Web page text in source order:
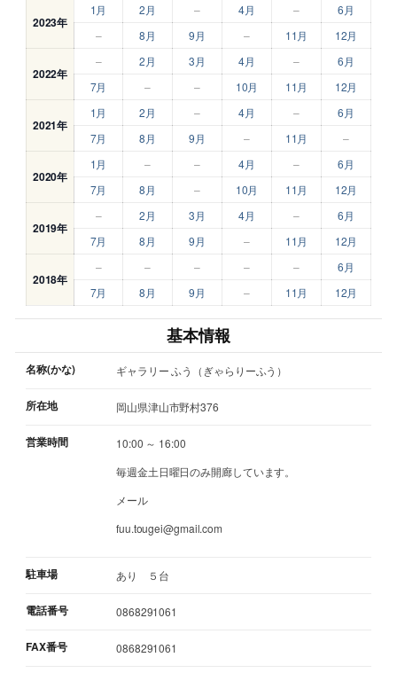
2023年
1月 2月 – 4月 –
6月
–
8月 9月 – 11月 12月
2022年
– 2月 3月 4月 –
6月
7月
– – 10月 11月 12月
2021年
1月 2月 – 4月 –
6月
7月
8月 9月 – 11月 –
2020年
1月 – – 4月 –
6月
7月
8月 – 10月 11月 12月
2019年
– 2月 3月 4月 –
6月
7月
8月 9月 – 11月 12月
2018年
– – – – –
6月
7月
8月 9月 – 11月 12月
基本情報
名称(かな) ギャラリー ふう（ぎゃらりーふう）
所在地 岡山県津山市野村376
営業時間
10:00 ～ 16:00
毎週金土日曜日のみ開廊しています。
メール
fuu.tougei@gmail.com
駐車場 あり ５台
電話番号 0868291061
FAX番号 0868291061